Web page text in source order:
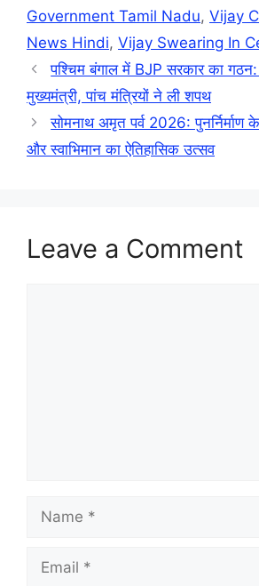
Government Tamil Nadu, Vijay
News Hindi, Vijay Swearing In
पश्चिम बंगाल में BJP सरकार का
मुख्यमंत्री, पांच मंत्रियों ने ली शपथ
सोमनाथ अमृत पर्व 2026: पुनर्निर्माण
और स्वाभिमान का ऐतिहासिक उत्सव
Leave a Comment
Name
Email